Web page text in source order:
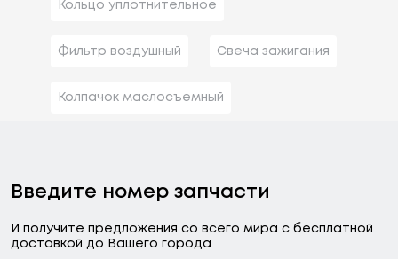
Кольцо уплотнительное
Фильтр воздушный Свеча зажигания
Колпачок маслосъемный
Введите номер запчасти
И получите предложения со всего мира с бесплатной
доставкой до Вашего города